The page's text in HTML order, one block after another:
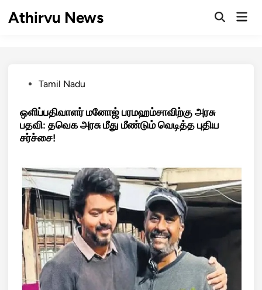
Athirvu News
OpenMain
PostedTamil Nadu
ஒளிப்பதிவாளர் மனோஜ் பரமஹம்சாவிற்கு அரசு
பதவி: தவெக அரசு மீது மீண்டும் வெடித்த புதிய
சர்ச்சை!